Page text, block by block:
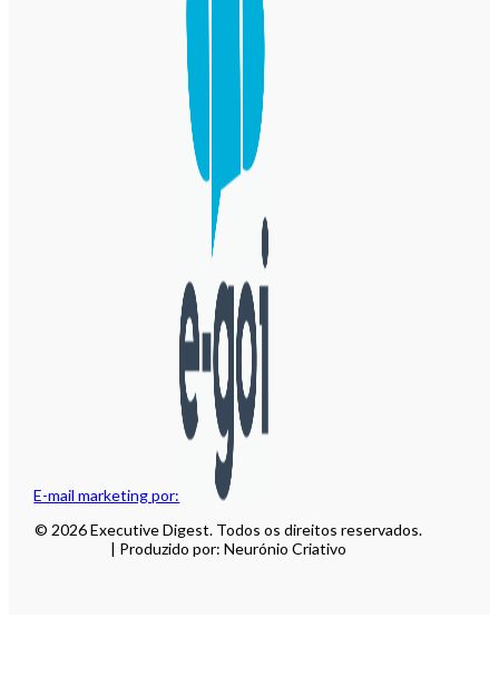
E-mail marketing por:
© 2026 Executive Digest. Todos os direitos reservados.
| Produzido por: Neurónio Criativo